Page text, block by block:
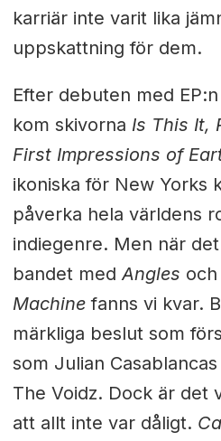
karriär inte varit lika
uppskattning för dem.
Efter debuten med EP:n
kom skivorna Is This It,
First Impressions of
ikoniska för New Yorks
påverka hela världens
indiegenre. Men när
bandet medAngles och
Machinefanns vi kvar.
märkliga beslut som
som Julian
The Voidz. Dock är det
att allt inte var dåligt.